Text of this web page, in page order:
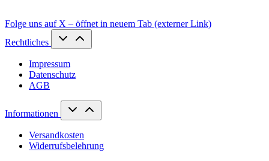
Folge uns auf X – öffnet in neuem Tab (externer Link)
Rechtliches
Impressum
Datenschutz
AGB
Informationen
Versandkosten
Widerrufsbelehrung